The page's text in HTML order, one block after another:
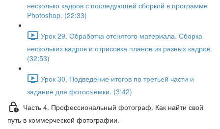
несколько кадров с последующей сборкой в программе
Photoshop. (22:33)
Урок 29. Обработка отснятого материала. Сборка
нескольких кадров и отрисовка планов из разных кадров.
(32:53)
Урок 30. Подведение итогов по третьей части и
задание для фотосъемки. (3:42)
Часть 4. Профессиональный фотограф. Как найти свой
путь в коммерческой фотографии.